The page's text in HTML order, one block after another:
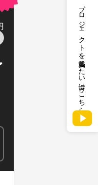
プロジェクトを掲載したい方はこちら